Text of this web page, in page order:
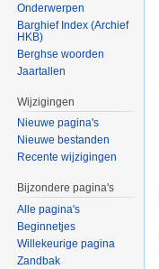
Onderwerpen
Barghief Index (Archief
HKB)
Berghse woorden
Jaartallen
Wijzigingen
Nieuwe pagina's
Nieuwe bestanden
Recente wijzigingen
Bijzondere pagina's
Alle pagina's
Beginnetjes
Willekeurige pagina
Zandbak